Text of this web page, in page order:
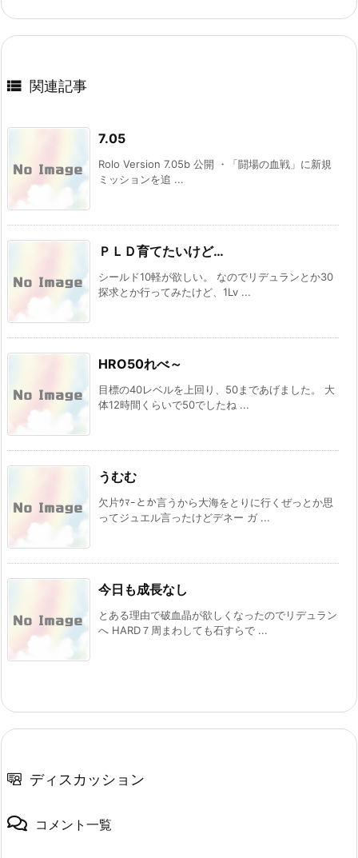
 関連記事
7.05
Rolo Version 7.05b 公開 ・「闘場の血戦」に新規
ミッションを追 ...
ＰＬＤ育てたいけど…
シールド10軽が欲しい。 なのでリデュランとか30
探求とか行ってみたけど、1Lv ...
HRO50れべ～
目標の40レベルを上回り、50まであげました。 大
体12時間くらいで50でしたね ...
うむむ
欠片ｳﾏｰとか言うから大海をとりに行くぜっとか思
ってジュエル言ったけどデネー ガ ...
今日も成長なし
とある理由で破血晶が欲しくなったのでリデュラン
へ HARD７周まわしても石すらで ...
ディスカッション
コメント一覧